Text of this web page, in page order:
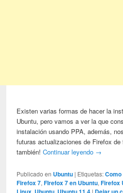
Existen varias formas de hacer la
Ubuntu, pero vamos a ver la que
instalación usando PPA, además,
futuras actualizaciones de Firefox
también!Continuar leyendo →
Publicado en Ubuntu | Etiquetas:
Firefox 7,FIrefox 7 en Ubuntu,Firefox